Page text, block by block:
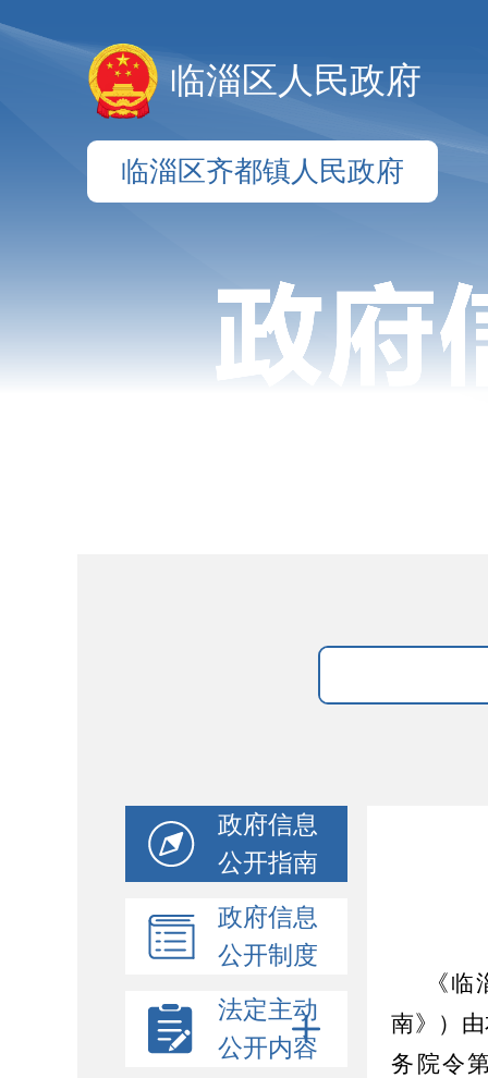
临淄区人民政府
临淄区齐都镇人民政府
政府信息
公开指南
政府信息
公开制度
法定主动
公开内容
《临
南》）
务院令